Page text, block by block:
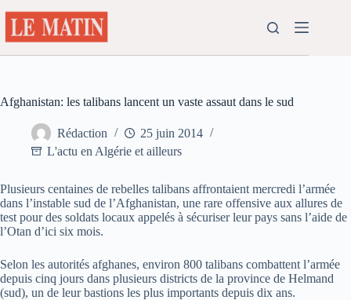
au
contenu
Afghanistan: les talibans lancent un vaste assaut dans le sud
Rédaction
25 juin 2014
L'actu en Algérie et ailleurs
Plusieurs centaines de rebelles talibans affrontaient mercredi l’armée
dans l’instable sud de l’Afghanistan, une rare offensive aux allures de
test pour des soldats locaux appelés à sécuriser leur pays sans l’aide de
l’Otan d’ici six mois.
Selon les autorités afghanes, environ 800 talibans combattent l’armée
depuis cinq jours dans plusieurs districts de la province de Helmand
(sud), un de leur bastions les plus importants depuis dix ans.